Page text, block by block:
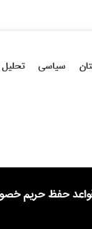
سیاسی
حفظ حریم